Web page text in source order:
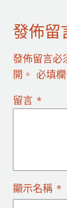
發佈留
發佈留言必
開。 必填
留言 *
顯示名稱 *